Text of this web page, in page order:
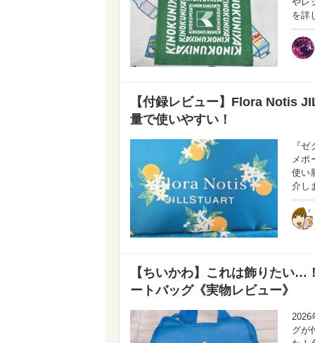
を詳
【付録レビュー】Flora Notis
量で使いやすい！
『
メポ
使い
介し
【ちいかわ】これは飾りたい…
ートバッグ《実物レビュー》
2026
グが